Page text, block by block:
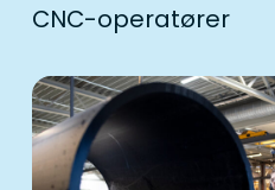
CNC-operatører